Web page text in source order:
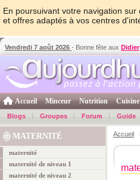
En poursuivant votre navigation
et offres adaptés à vos centres
Vendredi 7 août 2026 - Bonne fête aux Didier
Accueil Minceur Nutrition Cuisine
Blogs Groupes Forum Guide
MATERNITÉ
maternité
maternité de niveau 1
maternité de niveau 2
Accueil